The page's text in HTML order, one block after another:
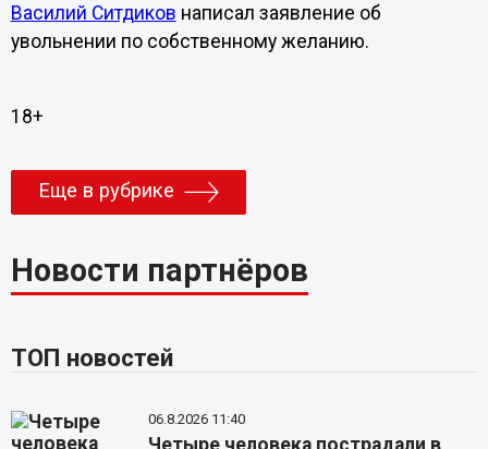
Василий Ситдиков написал заявление об
увольнении по собственному желанию.
18+
Еще в рубрике
Новости партнёров
ТОП новостей
06.8.2026 11:40